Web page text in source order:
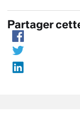
Partager